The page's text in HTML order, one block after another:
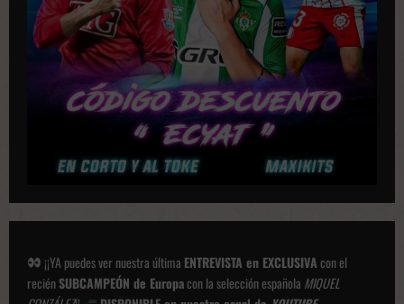
o
¡¡YA puedes ver nuestra última ENTREVISTA en EXCLUSIVAcon el
reciénSUBCAMPEÓN de Europacon la selección española MIQUEL